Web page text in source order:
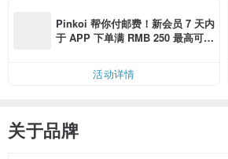
Pinkoi 帮你付邮费！新会员 7 天内
于 APP 下单满 RMB 250 最高可折
活动详情
关于品牌